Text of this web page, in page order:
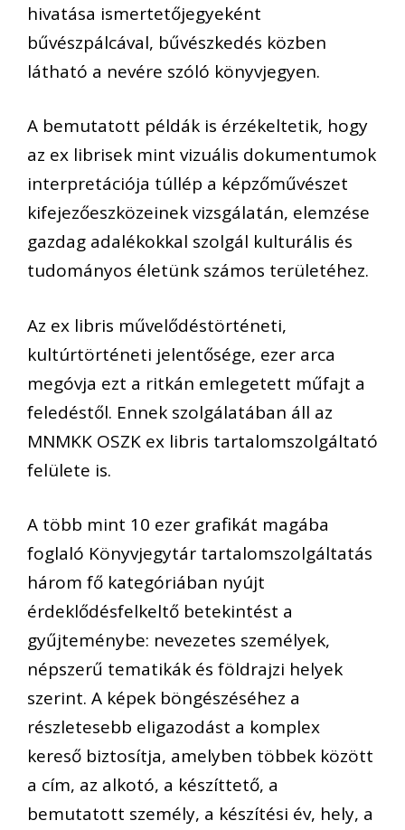
hivatása ismertetőjegyeként
bűvészpálcával, bűvészkedés közben
látható a nevére szóló könyvjegyen.
A bemutatott példák is érzékeltetik, hogy
az ex librisek mint vizuális dokumentumok
interpretációja túllép a képzőművészet
kifejezőeszközeinek vizsgálatán, elemzése
gazdag adalékokkal szolgál kulturális és
tudományos életünk számos területéhez.
Az ex libris művelődéstörténeti,
kultúrtörténeti jelentősége, ezer arca
megóvja ezt a ritkán emlegetett műfajt a
feledéstől. Ennek szolgálatában áll az
MNMKK OSZK ex libris tartalomszolgáltató
felülete is.
A több mint 10 ezer grafikát magába
foglaló Könyvjegytár tartalomszolgáltatás
három fő kategóriában nyújt
érdeklődésfelkeltő betekintést a
gyűjteménybe: nevezetes személyek,
népszerű tematikák és földrajzi helyek
szerint. A képek böngészéséhez a
részletesebb eligazodást a komplex
kereső biztosítja, amelyben többek között
a cím, az alkotó, a készíttető, a
bemutatott személy, a készítési év, hely, a